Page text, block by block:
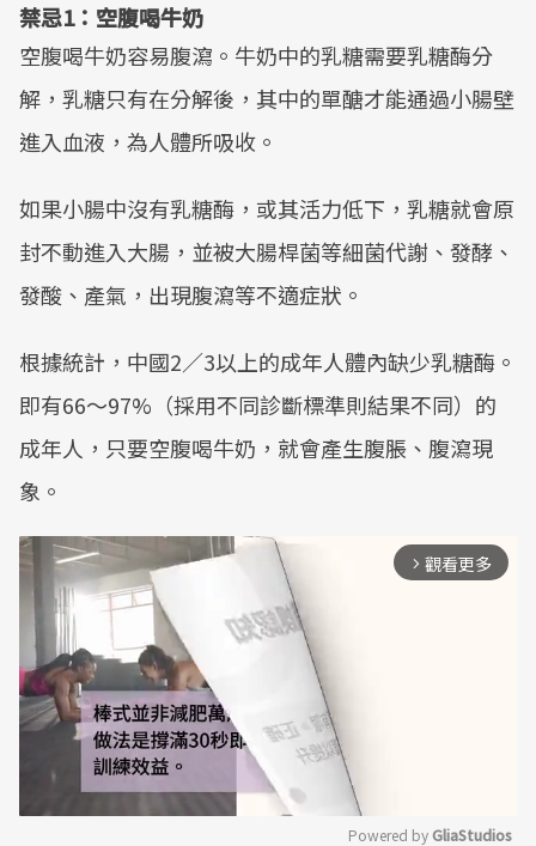
禁忌1：空腹喝牛奶
空腹喝牛奶容易腹瀉。牛奶中的乳糖需要乳糖酶分
解，乳糖只有在分解後，其中的單醣才能通過小腸壁
進入血液，為人體所吸收。
如果小腸中沒有乳糖酶，或其活力低下，乳糖就會原
封不動進入大腸，並被大腸桿菌等細菌代謝、發酵、
發酸、產氣，出現腹瀉等不適症狀。
根據統計，中國2／3以上的成年人體內缺少乳糖酶。
即有66～97%（採用不同診斷標準則結果不同）的
成年人，只要空腹喝牛奶，就會產生腹脹、腹瀉現
象。
arrow_forward_ios 觀看更多
Powered by GliaStudios